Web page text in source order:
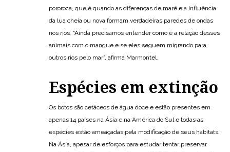
pororoca, que é quando as diferenças de maré e a influência
da lua cheia ou nova formam verdadeiras paredes de ondas
nos rios. “Ainda precisamos entender como é a relação desses
animais com o mangue e se eles seguem migrando para
outros rios pelo mar”, afirma Marmontel.
Espécies em extinção
Os botos são cetáceos de água doce e estão presentes em
apenas 14 países na Ásia e na América do Sul e todas as
espécies estão ameaçadas pela modificação de seus habitats.
Na Ásia, apesar de esforços para estudar tentar preservar